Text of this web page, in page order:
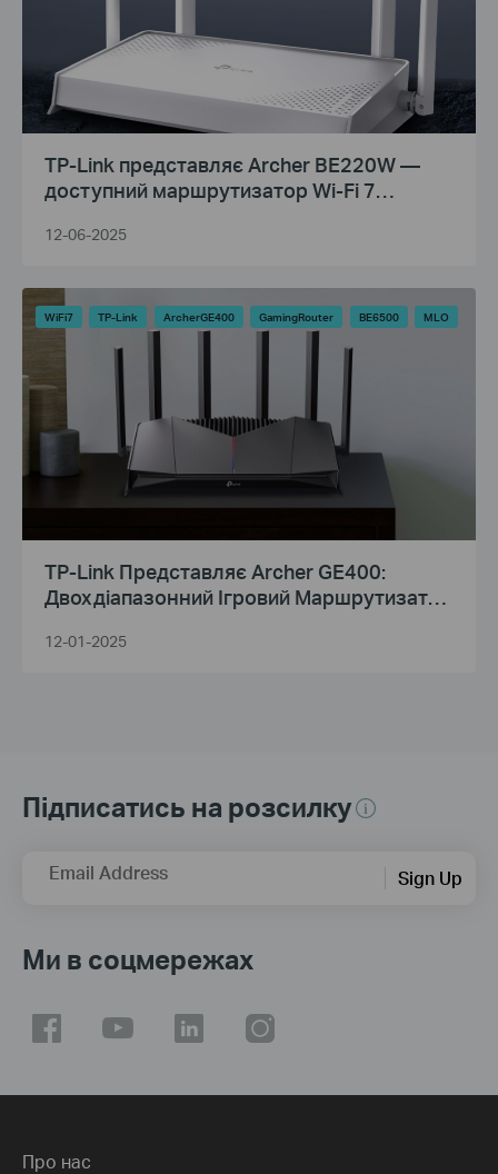
TP-Link представляє Archer BE220W —
доступний маршрутизатор Wi-Fi 7
12-06-2025
WiFi7 TP-Link ArcherGE400 GamingRouter BE6500 MLO
TP-Link Представляє Archer GE400:
Двохдіапазонний Ігровий Маршрутизатор
12-01-2025
Підписатись на розсилку
Email Address Sign Up
Ми в соцмережах
Про нас